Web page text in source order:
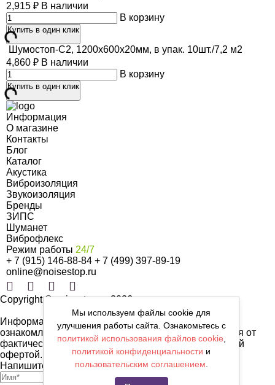
2,915 ₽ В наличии
В корзину
Купить в один клик
Шумостоп-С2, 1200х600х20мм, в упак. 10шт./7,2 м2
4,860 ₽ В наличии
В корзину
Купить в один клик
Информация
О магазине
Контакты
Блог
Каталог
Акустика
Виброизоляция
Звукоизоляция
Бренды
ЗИПС
Шуманет
Виброфлекс
Режим работы 24/7
+ 7 (915) 146-88-84 + 7 (499) 397-89-19
online@noisestop.ru
Copyright © noisestop.ru 2026.
Информация о товарах на сайте приведена в целях
ознакомленияя. Фотографии, цвета могут отличаться от
фактических характеристик и не являются публичной
офертой.
Напишите нам сообщение
Мы используем файлы cookie для
улучшения работы сайта. Ознакомьтесь с
политикой использования файлов cookie
политикой конфиденциальности и
пользовательским соглашением